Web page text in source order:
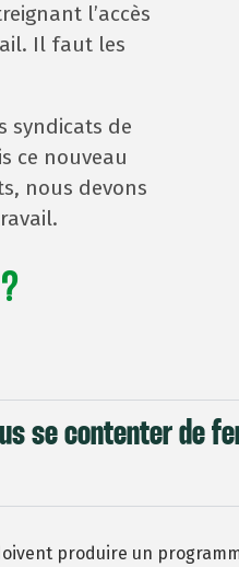
l’accès
Il faut les
syndicats de
ce nouveau
nous devons
se contenter de
produire un